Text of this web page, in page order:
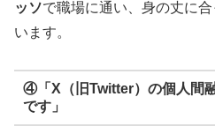
ッソで職場に通い、身の丈に
います。
④「X（旧Twitter）の個人間
です」